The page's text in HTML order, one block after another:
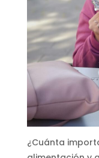
¿Cuánta